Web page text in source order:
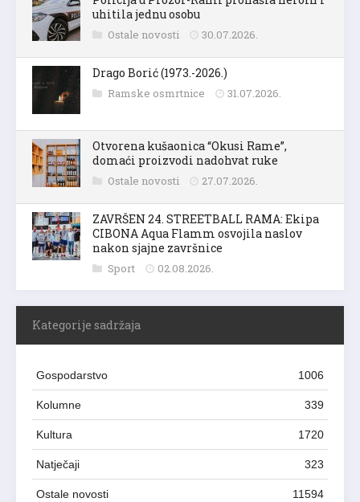
uhitila jednu osobu
Ostale novosti 30.07.2026.
Drago Borić (1973.-2026.)
Ramske osmrtnice 31.07.2026.
Otvorena kušaonica “Okusi Rame”,
domaći proizvodi nadohvat ruke
Ostale novosti 27.07.2026.
ZAVRŠEN 24. STREETBALL RAMA: Ekipa
CIBONA Aqua Flamm osvojila naslov
nakon sjajne završnice
Sport 02.08.2026.
Kategorije sadržaja
Gospodarstvo 1006
Kolumne 339
Kultura 1720
Natječaji 323
Ostale novosti 11594